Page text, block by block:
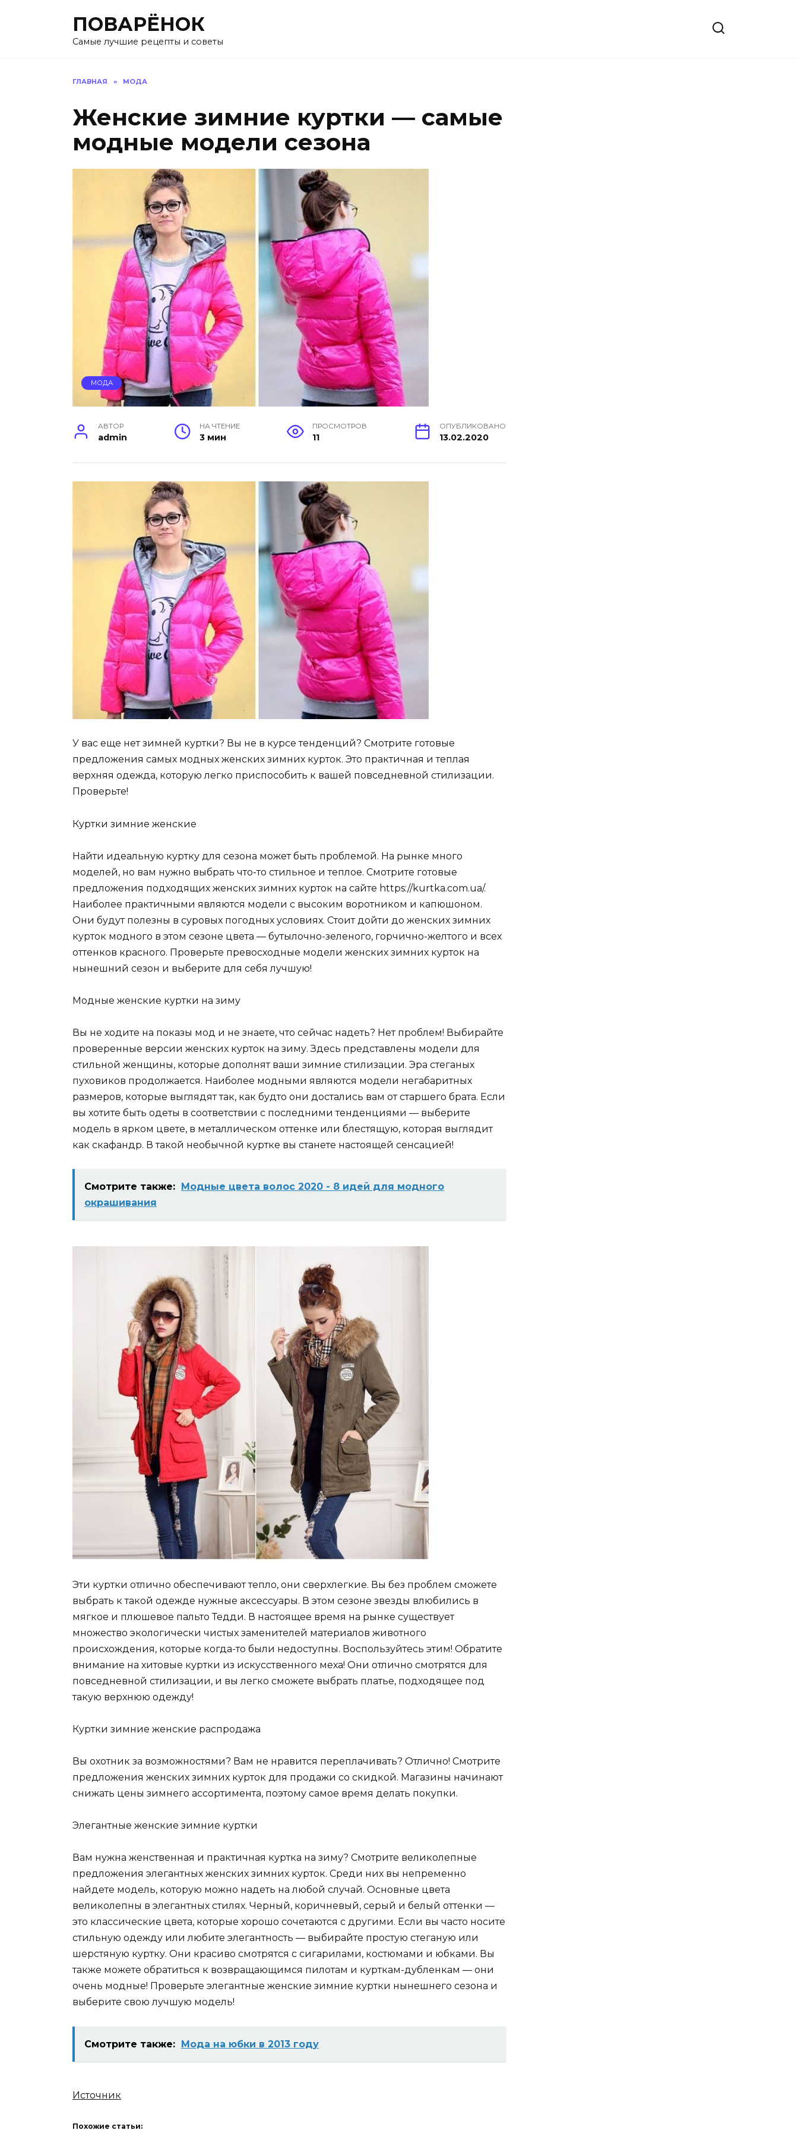
ПОВАРЁНОК
Самые лучшие рецепты и советы
ГЛАВНАЯ » МОДА
Женские зимние куртки — самые
модные модели сезона
МОДА
АВТОР
admin
НА ЧТЕНИЕ
3 мин
ПРОСМОТРОВ
11
ОПУБЛИКОВАНО
13.02.2020
У вас еще нет зимней куртки? Вы не в курсе тенденций? Смотрите готовые
предложения самых модных женских зимних курток. Это практичная и теплая
верхняя одежда, которую легко приспособить к вашей повседневной стилизации.
Проверьте!
Куртки зимние женские
Найти идеальную куртку для сезона может быть проблемой. На рынке много
моделей, но вам нужно выбрать что-то стильное и теплое. Смотрите готовые
предложения подходящих женских зимних курток на сайте https://kurtka.com.ua/.
Наиболее практичными являются модели с высоким воротником и капюшоном.
Они будут полезны в суровых погодных условиях. Стоит дойти до женских зимних
курток модного в этом сезоне цвета — бутылочно-зеленого, горчично-желтого и всех
оттенков красного. Проверьте превосходные модели женских зимних курток на
нынешний сезон и выберите для себя лучшую!
Модные женские куртки на зиму
Вы не ходите на показы мод и не знаете, что сейчас надеть? Нет проблем! Выбирайте
проверенные версии женских курток на зиму. Здесь представлены модели для
стильной женщины, которые дополнят ваши зимние стилизации. Эра стеганых
пуховиков продолжается. Наиболее модными являются модели негабаритных
размеров, которые выглядят так, как будто они достались вам от старшего брата. Если
вы хотите быть одеты в соответствии с последними тенденциями — выберите
модель в ярком цвете, в металлическом оттенке или блестящую, которая выглядит
как скафандр. В такой необычной куртке вы станете настоящей сенсацией!
Смотрите также:
Модные цвета волос 2020 - 8 идей для модного
окрашивания
Эти куртки отлично обеспечивают тепло, они сверхлегкие. Вы без проблем сможете
выбрать к такой одежде нужные аксессуары. В этом сезоне звезды влюбились в
мягкое и плюшевое пальто Тедди. В настоящее время на рынке существует
множество экологически чистых заменителей материалов животного
происхождения, которые когда-то были недоступны. Воспользуйтесь этим! Обратите
внимание на хитовые куртки из искусственного меха! Они отлично смотрятся для
повседневной стилизации, и вы легко сможете выбрать платье, подходящее под
такую верхнюю одежду!
Куртки зимние женские распродажа
Вы охотник за возможностями? Вам не нравится переплачивать? Отлично! Смотрите
предложения женских зимних курток для продажи со скидкой. Магазины начинают
снижать цены зимнего ассортимента, поэтому самое время делать покупки.
Элегантные женские зимние куртки
Вам нужна женственная и практичная куртка на зиму? Смотрите великолепные
предложения элегантных женских зимних курток. Среди них вы непременно
найдете модель, которую можно надеть на любой случай. Основные цвета
великолепны в элегантных стилях. Черный, коричневый, серый и белый оттенки —
это классические цвета, которые хорошо сочетаются с другими. Если вы часто носите
стильную одежду или любите элегантность — выбирайте простую стеганую или
шерстяную куртку. Они красиво смотрятся с сигарилами, костюмами и юбками. Вы
также можете обратиться к возвращающимся пилотам и курткам-дубленкам — они
очень модные! Проверьте элегантные женские зимние куртки нынешнего сезона и
выберите свою лучшую модель!
Смотрите также: Мода на юбки в 2013 году
Источник
Похожие статьи: